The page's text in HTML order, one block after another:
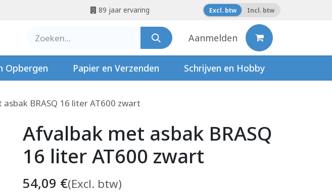
89 jaar ervaring Excl. btw Incl. btw
Aanmelden
Opbergen Papier en Verzenden Schrijven en Hobby
BRASQ 16 liter AT600 zwart
Afvalbak met asbak BRASQ
16 liter AT600 zwart
54,09 €(Excl. btw)